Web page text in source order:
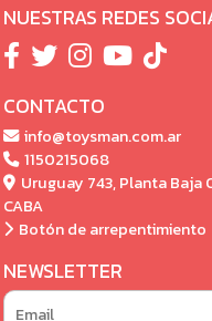
NUESTRAS REDES
CONTACTO
info@toysman.com.ar
1150215068
Uruguay 743, Planta Baja
CABA
Botón de arrepentimiento
NEWSLETTER